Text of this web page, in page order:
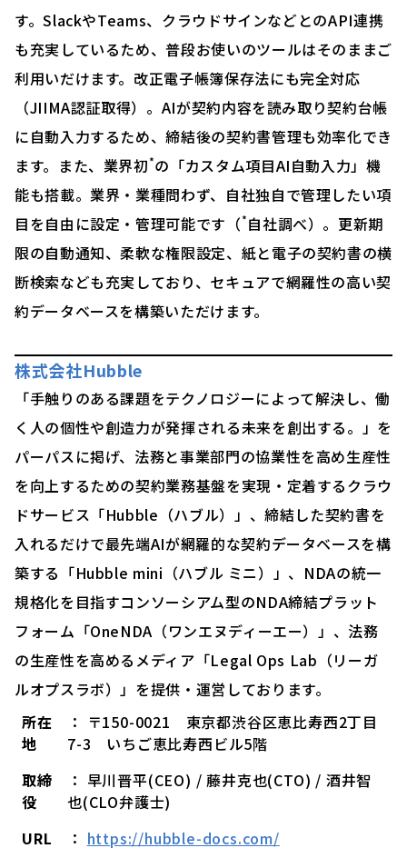
す。SlackやTeams、クラウドサインなどとのAPI連携
も充実しているため、普段お使いのツールはそのままご
利用いだけます。改正電子帳簿保存法にも完全対応
（JIIMA認証取得）。AIが契約内容を読み取り契約台帳
に自動入力するため、締結後の契約書管理も効率化でき
ます。また、業界初*の「カスタム項目AI自動入力」機
能も搭載。業界・業種問わず、自社独自で管理したい項
目を自由に設定・管理可能です（*自社調べ）。更新期
限の自動通知、柔軟な権限設定、紙と電子の契約書の横
断検索なども充実しており、セキュアで網羅性の高い契
約データベースを構築いただけます。
株式会社Hubble
「手触りのある課題をテクノロジーによって解決し、働
く人の個性や創造力が発揮される未来を創出する。」を
パーパスに掲げ、法務と事業部門の協業性を高め生産性
を向上するための契約業務基盤を実現・定着するクラウ
ドサービス「Hubble（ハブル）」、締結した契約書を
入れるだけで最先端AIが網羅的な契約データベースを構
築する「Hubble mini（ハブル ミニ）」、NDAの統一
規格化を目指すコンソーシアム型のNDA締結プラット
フォーム「OneNDA（ワンエヌディーエー）」、法務
の生産性を高めるメディア「Legal Ops Lab（リーガ
ルオプスラボ）」を提供・運営しております。
所在
地
： 〒150-0021 東京都渋谷区恵比寿西2丁目
7-3 いちご恵比寿西ビル5階
取締
役
： 早川晋平(CEO) / 藤井克也(CTO) / 酒井智
也(CLO弁護士)
URL
： https://hubble-docs.com/